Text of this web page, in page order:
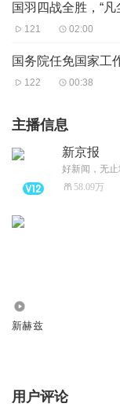
入中国网民的视野
息网站也纷纷涉足
进入移动互联网时
应运而生，并迅
这些平台上，从日
它不仅为消费者提
促进了资源的循环
更重要的是，二手
国羽四战全胜，“
121 02:00
国务院任免国家工
122 00:38
主播信息
新京报
好新闻，无止
58.09万
新赫兹
用户评论